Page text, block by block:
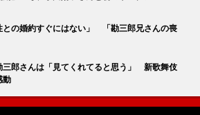
との婚約すぐにはない」 「勘三郎兄さんの喪
三郎さんは「見てくれてると思う」 新歌舞伎
動